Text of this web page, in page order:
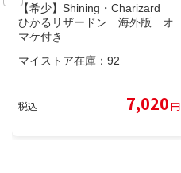
【希少】Shining・Charizard
ひかるリザードン 海外版 オ
マケ付き
マイストア在庫： 92
税込 7,020円